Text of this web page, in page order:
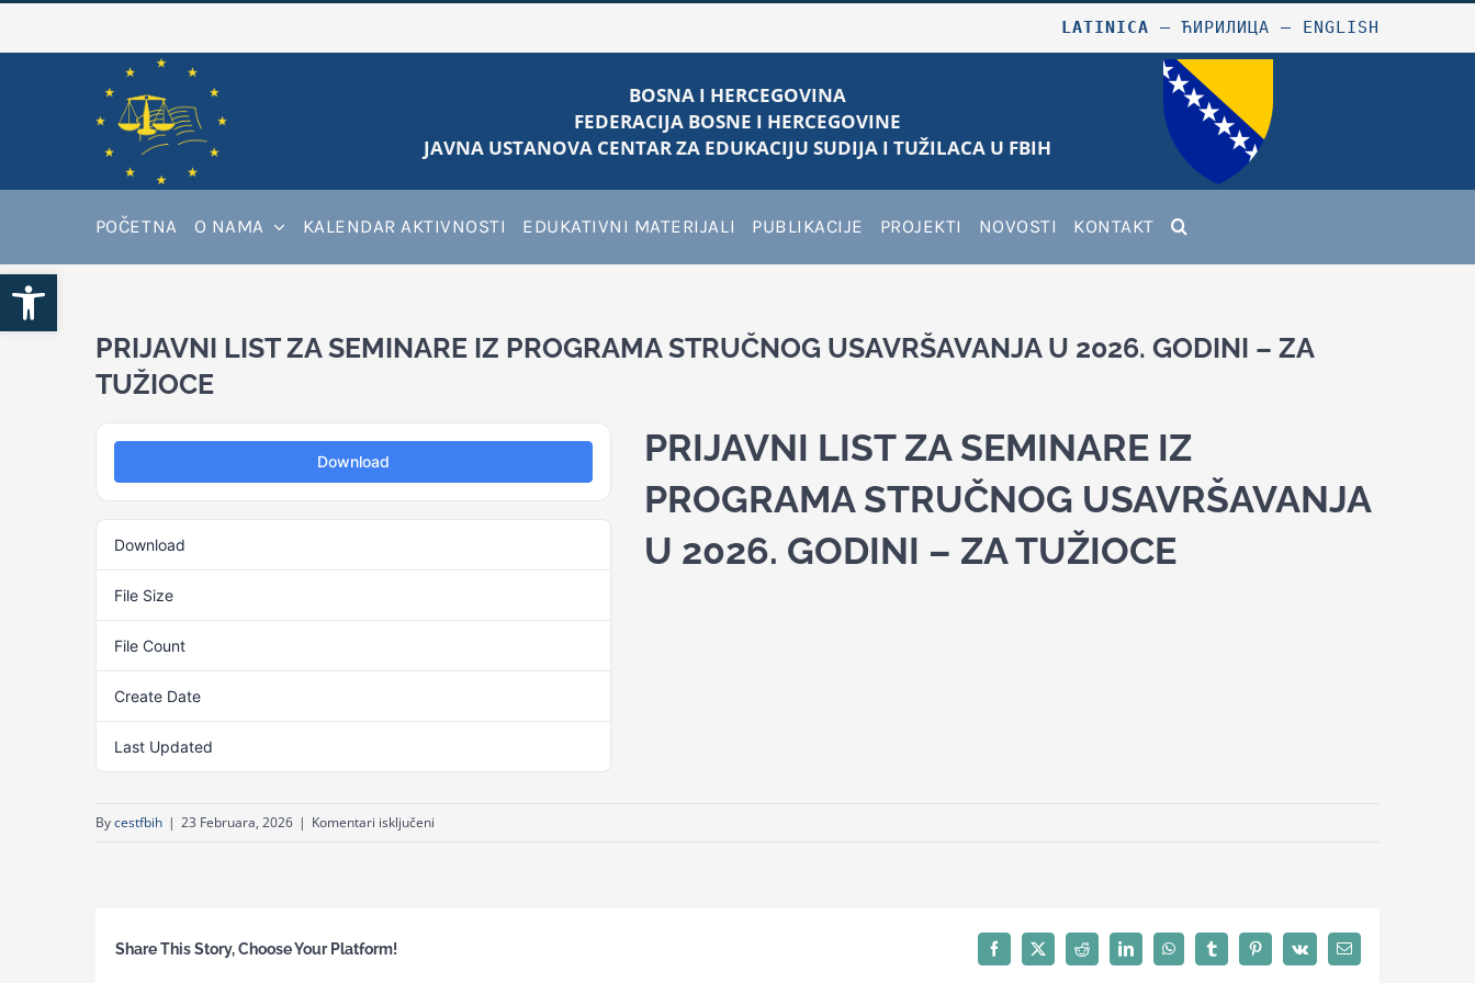
Open toolbar
LATINICA –ЋИРИЛИЦА – ENGLISH
BOSNA I HERCEGOVINA
FEDERACIJA BOSNE I HERCEGOVINE
JAVNA USTANOVA CENTAR ZA EDUKACIJU SUDIJA I TUŽILACA U FBIH
POČETNA O NAMA KALENDAR AKTIVNOSTI EDUKATIVNI MATERIJALI PUBLIKACIJE PROJEKTI NOVOSTI KONTAKT
PRIJAVNI LIST ZA SEMINARE IZ PROGRAMA STRUČNOG USAVRŠAVANJA U 2026. GODINI – ZA
TUŽIOCE
Download
Download
File Size
File Count
Create Date
Last Updated
PRIJAVNI LIST ZA SEMINARE IZ
PROGRAMA STRUČNOG USAVRŠAVANJA
U 2026. GODINI – ZA TUŽIOCE
Bycestfbih | 23 Februara, 2026 | Komentari isključeni
Share This Story, Choose Your Platform! Facebook
X Reddit LinkedInWhatsAppTumblrPinterest
Vk Email